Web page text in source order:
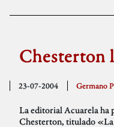
Chesterton
23-07-2004 Germano
La editorial Acuarela ha
Chesterton, titulado